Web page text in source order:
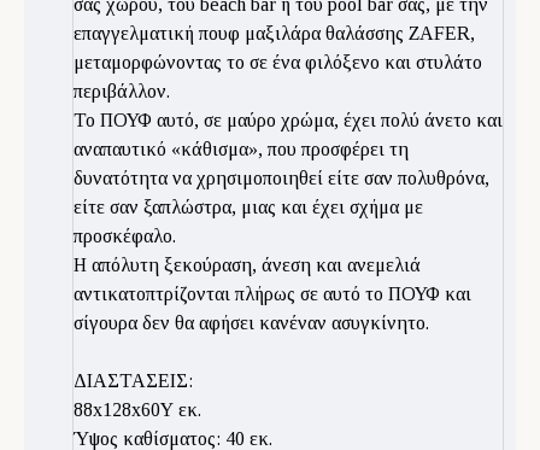
σας χώρου, του beach bar ή του pool bar σας, με την
επαγγελματική πουφ μαξιλάρα θαλάσσης ZAFER,
μεταμορφώνοντας το σε ένα φιλόξενο και στυλάτο
περιβάλλον.
Το ΠΟΥΦ αυτό, σε μαύρο χρώμα, έχει πολύ άνετο και
αναπαυτικό «κάθισμα», που προσφέρει τη
δυνατότητα να χρησιμοποιηθεί είτε σαν πολυθρόνα,
είτε σαν ξαπλώστρα, μιας και έχει σχήμα με
προσκέφαλο.
Η απόλυτη ξεκούραση, άνεση και ανεμελιά
αντικατοπτρίζονται πλήρως σε αυτό το ΠΟΥΦ και
σίγουρα δεν θα αφήσει κανέναν ασυγκίνητο.
ΔΙΑΣΤΑΣΕΙΣ:
88x128x60Υ εκ.
Ύψος καθίσματος: 40 εκ.